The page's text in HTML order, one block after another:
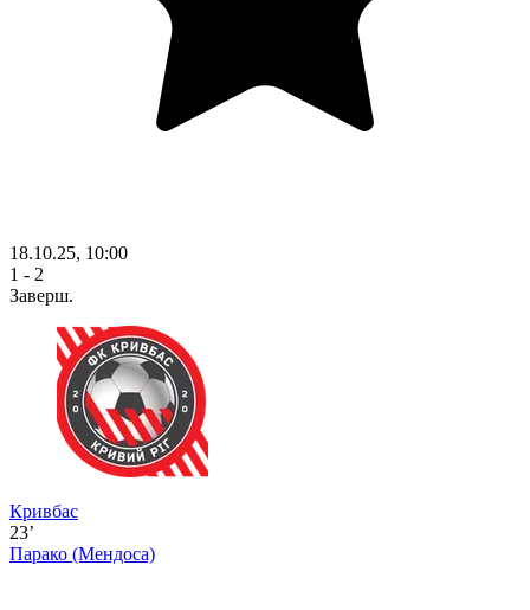
18.10.25, 10:00
1 - 2
Заверш.
Кривбас
23’
Парако (Мендоса)